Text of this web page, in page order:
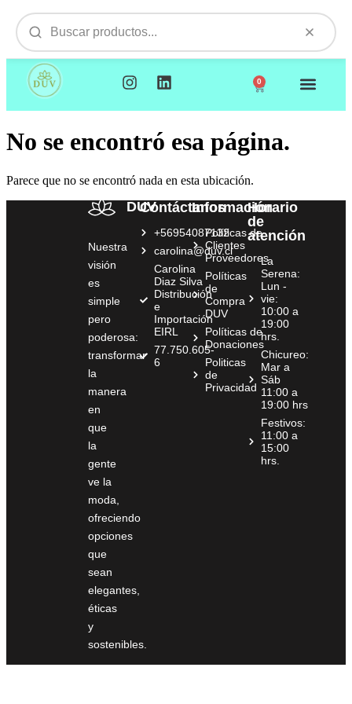
0
No se encontró esa página.
Parece que no se encontró nada en esta ubicación.
DUV
Nuestra
visión
es
simple
pero
poderosa:
transformar
la
manera
en
que
la
gente
ve la
moda,
ofreciendo
opciones
que
sean
elegantes,
éticas
y
sostenibles.
Contáctanos
+56954087132
carolina@duv.cl
Carolina
Diaz Silva
Distribución
e
Importación
EIRL
77.750.605-
6
Información
Políticas de
Clientes
Proveedores
Políticas
de
Compra
DUV
Políticas de
Donaciones
Politicas
de
Privacidad
Horario
de
atención
La
Serena:
Lun -
vie:
10:00 a
19:00
hrs.
Chicureo:
Mar a
Sáb
11:00 a
19:00 hrs
Festivos:
11:00 a
15:00
hrs.